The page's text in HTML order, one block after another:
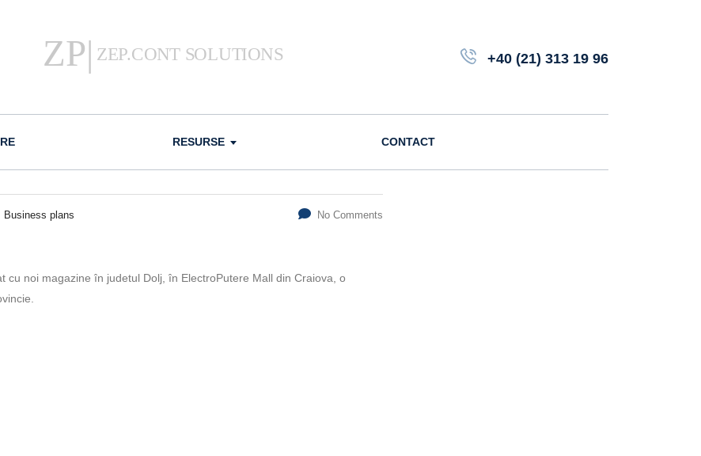
+40 (21) 313 19 96
RESURSE CONTACT
Business plans No Comments
cu noi magazine în judetul Dolj, în ElectroPutere Mall din Craiova, o